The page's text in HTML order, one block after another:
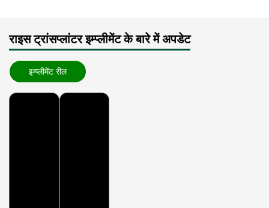
राइस ट्रांसप्लांटर इम्प्लीमेंट के बारे में अपडेट
इम्प्लीमेंट रील